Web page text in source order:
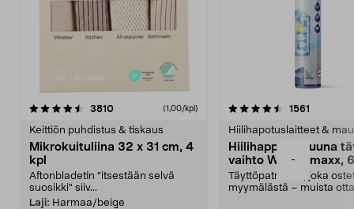
-
3810arvostelut (1,00/kpl)
Keittiön puhdistus & tiskaus
Mikrokuituliina 32 x 31 cm, 4
kpl
Aftonbladetin "itsestään selvä
suosikki" siiv...
Laji: Harmaa/beige
4.5viidestä
1561
Hiilihapotuslaitteet &
Hiilihappopatruuna
vaihto Wassermaxx,
Täyttöpatruuna, joka
myymälästä – muista
4.5viidestä